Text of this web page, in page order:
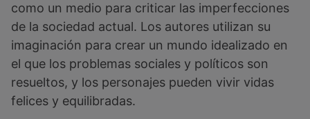
como un medio para criticar las imperfecciones
de la sociedad actual. Los autores utilizan su
imaginación para crear un mundo idealizado en
el que los problemas sociales y políticos son
resueltos, y los personajes pueden vivir vidas
felices y equilibradas.